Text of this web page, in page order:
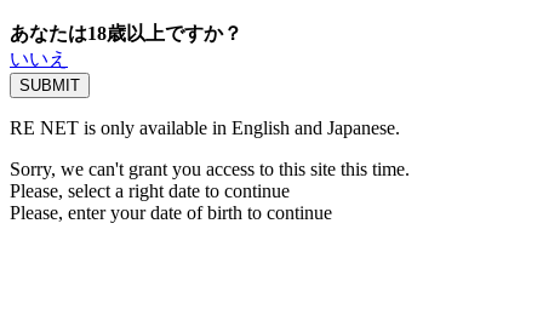
あなたは18歳以上ですか？
いいえ
RE NET is only available in English and Japanese.
Sorry, we can't grant you access to this site this time.
Please, select a right date to continue
Please, enter your date of birth to continue